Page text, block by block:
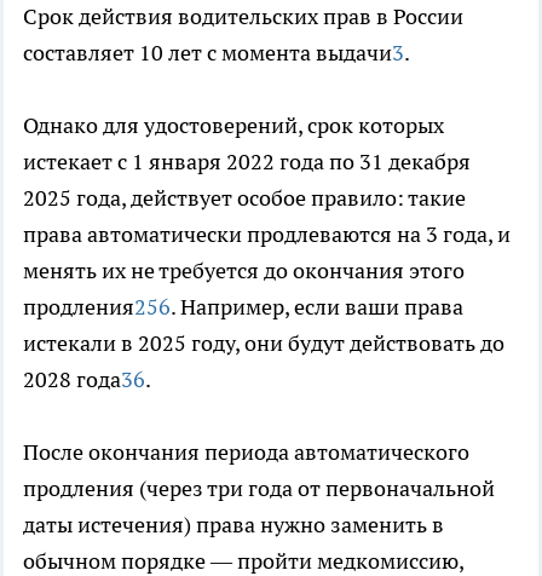
Срок действия водительских прав в России
составляет 10 лет с момента выдачи3.
Однако для удостоверений, срок которых
истекает с 1 января 2022 года по 31 декабря
2025 года, действует особое правило: такие
права автоматически продлеваются на 3 года, и
менять их не требуется до окончания этого
продления256. Например, если ваши права
истекали в 2025 году, они будут действовать до
2028 года36.
После окончания периода автоматического
продления (через три года от первоначальной
даты истечения) права нужно заменить в
обычном порядке — пройти медкомиссию,